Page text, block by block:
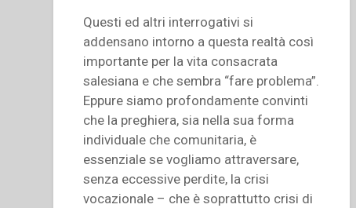
Questi ed altri interrogativi si
addensano intorno a questa realtà così
importante per la vita consacrata
salesiana e che sembra “fare problema”.
Eppure siamo profondamente convinti
che la preghiera, sia nella sua forma
individuale che comunitaria, è
essenziale se vogliamo attraversare,
senza eccessive perdite, la crisi
vocazionale – che è soprattutto crisi di